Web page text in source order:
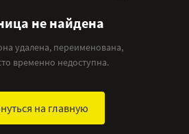
не найдена
удалена, переименована,
временно недоступна.
на главную